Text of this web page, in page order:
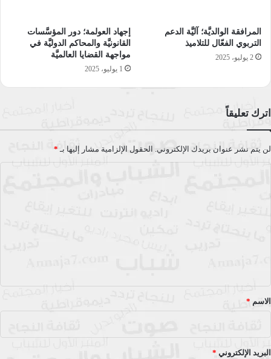
التاريخ القبطي التاريخ المخفي
تاريخ الأقباط تاريخ مصر المنسي
عائلات الصعيد مصر مصر القرن الثامن عشر
المرافقة الوالديَّة؛ آليَّة الدعم
التربوي الفعّال للتلاميذ
2 يوليو، 2025
إجهاد العولمة؛ دور المؤسَّسات
القانونيَّة والمحاكم الدوليَّة في
مواجهة القضايا العالميَّة
1 يوليو، 2025
اترك تعليقاً
لن يتم نشر عنوان بريدك الإلكتروني. الحقول الإلزامية مشار إليها بـ *
*
الاسم *
البريد الإلكتروني *